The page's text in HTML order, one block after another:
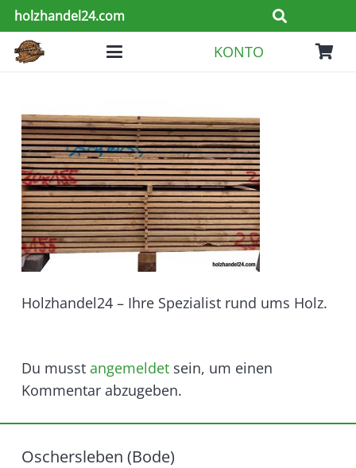
holzhandel24.com
KONTO
Holzhandel24 – Ihre Spezialist rund ums Holz.
Du musst angemeldet sein, um einen
Kommentar abzugeben.
Oschersleben (Bode)